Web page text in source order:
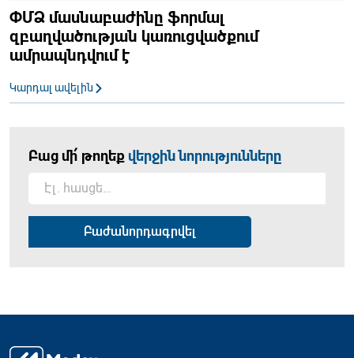
ՓՄՁ մասնաբաժինը ֆորմալ
զբաղվածության կառուցվածքում
ամրապնդվում է
Կարդալ ավելին
Բաց մի՛ թողեք վերջին նորությունները